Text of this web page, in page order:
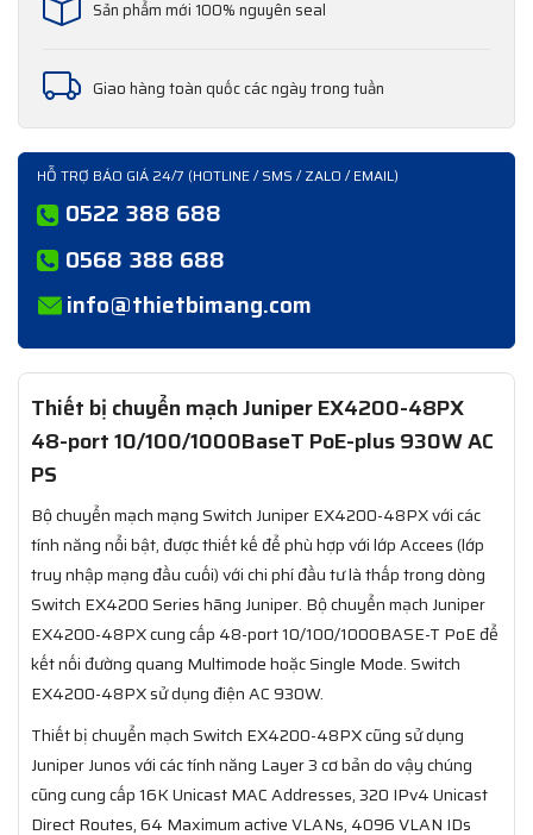
Sản phẩm mới 100% nguyên seal
Giao hàng toàn quốc các ngày trong tuần
HỖ TRỢ BÁO GIÁ 24/7 (HOTLINE / SMS / ZALO / EMAIL)
0522 388 688
0568 388 688
info@thietbimang.com
Thiết bị chuyển mạch Juniper EX4200-48PX
48-port 10/100/1000BaseT PoE-plus 930W AC
PS
Bộ chuyển mạch mạng Switch Juniper EX4200-48PX với các
tính năng nổi bật, được thiết kế để phù hợp với lớp Accees (lớp
truy nhập mạng đầu cuối) với chi phí đầu tư là thấp trong dòng
Switch EX4200 Series hãng Juniper. Bộ chuyển mạch Juniper
EX4200-48PX cung cấp 48-port 10/100/1000BASE-T PoE để
kết nối đường quang Multimode hoặc Single Mode. Switch
EX4200-48PX sử dụng điện AC 930W.
Thiết bị chuyển mạch Switch EX4200-48PX cũng sử dụng
Juniper Junos với các tính năng Layer 3 cơ bản do vậy chúng
cũng cung cấp 16K Unicast MAC Addresses, 320 IPv4 Unicast
Direct Routes, 64 Maximum active VLANs, 4096 VLAN IDs